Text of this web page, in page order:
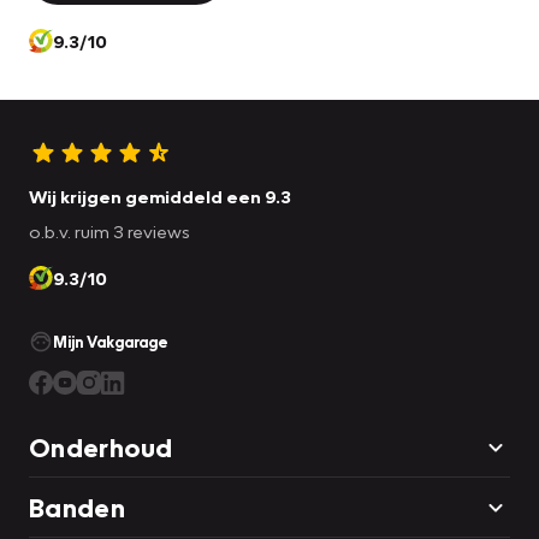
9.3/10
Wij krijgen gemiddeld een 9.3
o.b.v. ruim 3 reviews
9.3/10
Mijn Vakgarage
Onderhoud
Banden